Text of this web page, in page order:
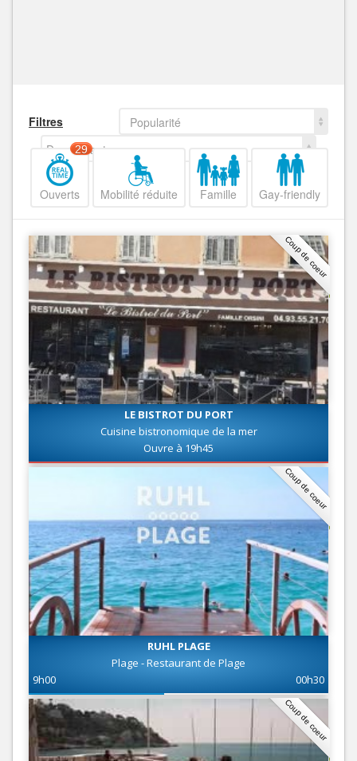
Filtres
Popularité
Decroissant
Ouverts
29
Mobilité réduite Famille Gay-friendly
Coup de coeur
LE BISTROT DU PORT
Cuisine bistronomique de la mer
Ouvre à 19h45
Coup de coeur
RUHL PLAGE
Plage - Restaurant de Plage
9h00
00h30
Coup de coeur